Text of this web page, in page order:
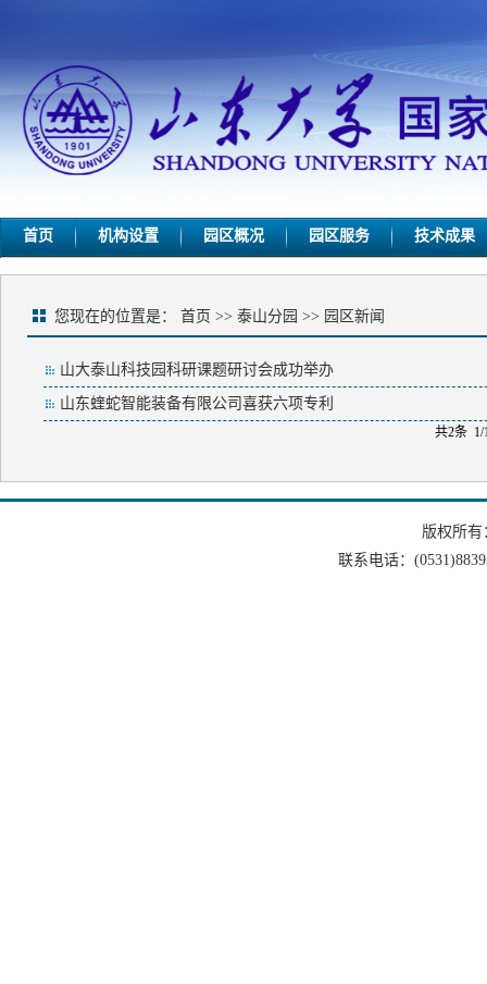
首页 机构设置 园区概况 园区服务 技术成果
您现在的位置是： 首页 >> 泰山分园 >> 园区新闻
山大泰山科技园科研课题研讨会成功举办
山东蝰蛇智能装备有限公司喜获六项专利
共2条
版权所
联系电话：